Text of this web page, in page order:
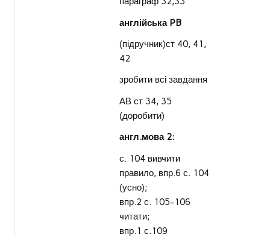
англійська PB
(підручник)ст 40, 41,
42
зробити всі завдання
АВ ст 34, 35
(доробити)
англ.мова 2:
с. 104 вивчити
правило, впр.6 с. 104
(усно);
впр.2 с. 105-106
читати;
впр.1 с.109